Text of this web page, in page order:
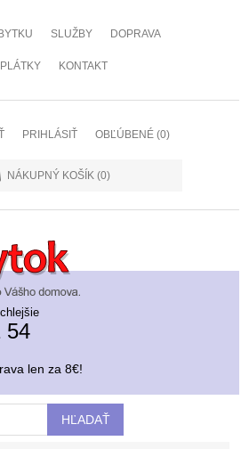
SLUŽBY DOPRAVA
KONTAKT
PRIHLÁSIŤ OBĽÚBENÉ (0)
NÁKUPNÝ KOŠÍK (0)
54
len za 8€!